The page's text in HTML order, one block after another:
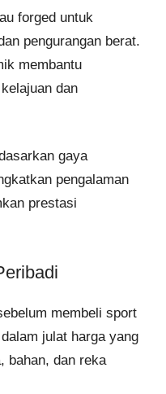
forged untuk
pengurangan berat.
membantu
dan
gaya
pengalaman
prestasi
membeli sport
julat harga yang
bahan, dan reka